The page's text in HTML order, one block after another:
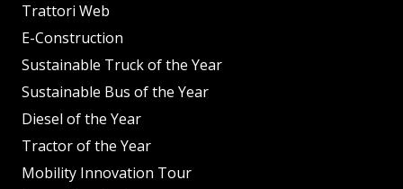
Trattori Web
E-Construction
Sustainable Truck of the Year
Sustainable Bus of the Year
Diesel of the Year
Tractor of the Year
Mobility Innovation Tour